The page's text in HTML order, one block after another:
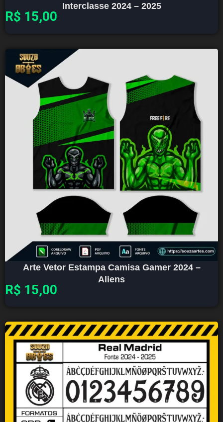
Interclasse 2024 – 2025
R$ 15,00
Arte Vetor Estampa Camisa Gamer 2024 –
Aliens
R$ 15,00